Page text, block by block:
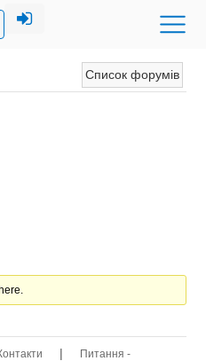
Список форумів
|
Питання -